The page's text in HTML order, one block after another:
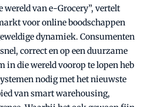
wereld van e-Grocery”, vertelt
voor online boodschappen
dynamiek. Consumenten
correct en op een duurzame
in die wereld voorop te lopen heb
nodig met het nieuwste
van smart warehousing,